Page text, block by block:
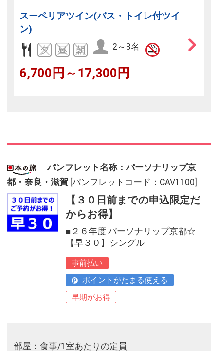
スーペリアツイン(バス・トイレ付ツイ
ン)
2～3名
6,700円～17,300円
パンフレット名称：パーソナリップ京
都・奈良・滋賀 [パンフレットコード：CAV1100]
【３０日前までの申込限定だ
からお得】
■２６年度 パーソナリップ京都☆
【早３０】シングル
事前払い
ポイントがたまる使える
早期がお得
部屋：食事/1室あたりの定員